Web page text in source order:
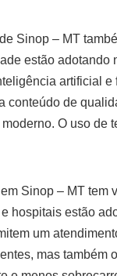
Sinop – MT
estão adotando
artificial
conteúdo de
O uso de
Sinop – MT tem
hospitais estão
um
mas também